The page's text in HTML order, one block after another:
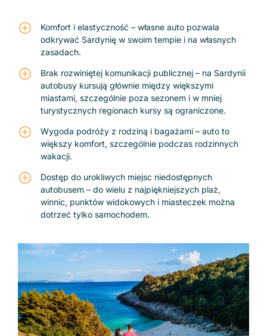
Komfort i elastyczność – własne auto pozwala
odkrywać Sardynię w swoim tempie i na własnych
zasadach.
Brak rozwiniętej komunikacji publicznej – na Sardynii
autobusy kursują głównie między większymi
miastami, szczególnie poza sezonem i w mniej
turystycznych regionach kursy są ograniczone.
Wygoda podróży z rodziną i bagażami – auto to
większy komfort, szczególnie podczas rodzinnych
wakacji.
Dostęp do urokliwych miejsc niedostępnych
autobusem – do wielu z najpiękniejszych plaż,
winnic, punktów widokowych i miasteczek można
dotrzeć tylko samochodem.